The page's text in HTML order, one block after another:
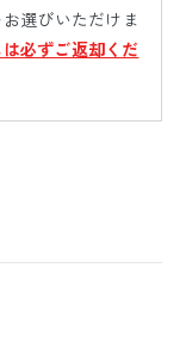
選びいただけま
必ずご返却くだ